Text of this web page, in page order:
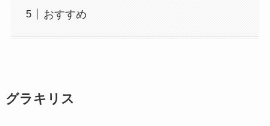
おすすめ
グラキリス